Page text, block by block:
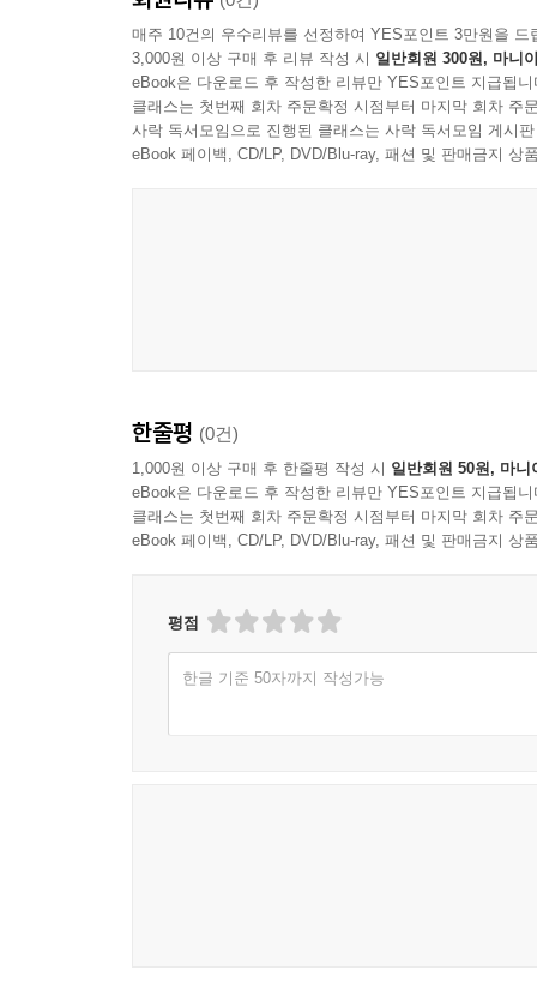
매주 10건의 우수리뷰를 선정하여 YES포인트 3만원을 드
3,000원 이상 구매 후 리뷰 작성 시 일반회원 300원, 마니
eBook은 다운로드 후 작성한 리뷰만 YES포인트 지급됩니
클래스는 첫번째 회차 주문확정 시점부터 마지막 회차 주
사락 독서모임으로 진행된 클래스는 사락 독서모임 게시
eBook 페이백, CD/LP, DVD/Blu-ray, 패션 및 판매금지 상
한줄평 (0건)
1,000원 이상 구매 후 한줄평 작성 시 일반회원 50원, 마니
eBook은 다운로드 후 작성한 리뷰만 YES포인트 지급됩니
클래스는 첫번째 회차 주문확정 시점부터 마지막 회차 주
eBook 페이백, CD/LP, DVD/Blu-ray, 패션 및 판매금지 상
평점
한글 기준 50자까지 작성가능